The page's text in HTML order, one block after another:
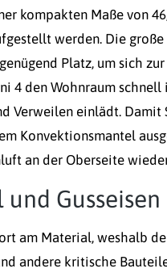
kompakten Maße von
werden. Die
Platz, um sich
4 den Wohnraum
Verweilen einlädt.
Konvektionsmantel
an der Oberseite
Gusseisen
am Material, weshalb
andere kritische